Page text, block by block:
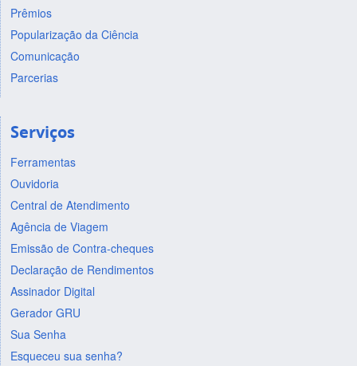
Prêmios
Popularização da Ciência
Comunicação
Parcerias
Serviços
Ferramentas
Ouvidoria
Central de Atendimento
Agência de Viagem
Emissão de Contra-cheques
Declaração de Rendimentos
Assinador Digital
Gerador GRU
Sua Senha
Esqueceu sua senha?